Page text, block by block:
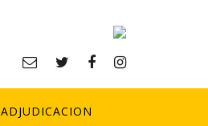
ADJUDICACION